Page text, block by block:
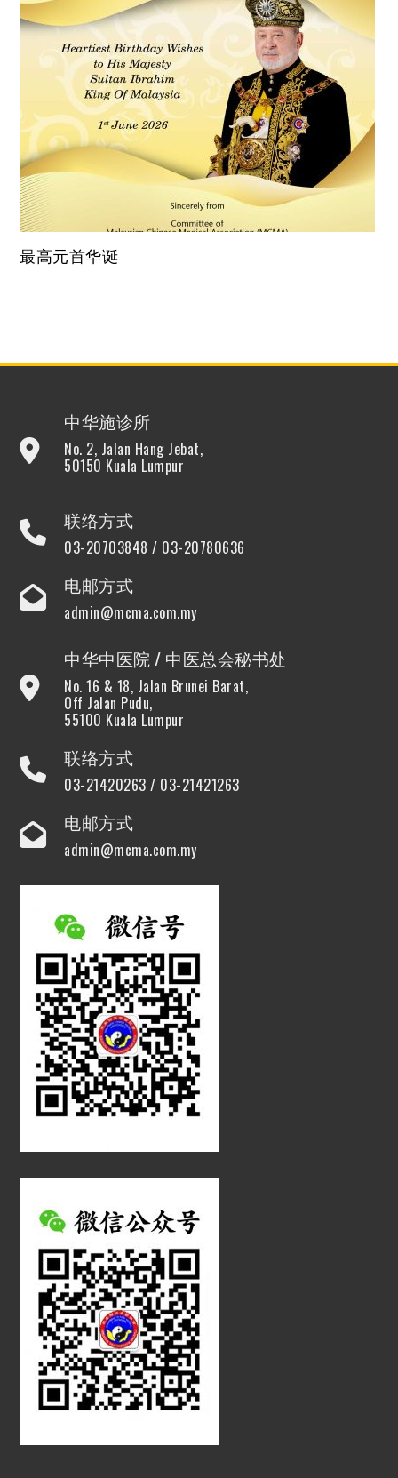
最高元首华诞
中华施诊所
No. 2, Jalan Hang Jebat,
50150 Kuala Lumpur
联络方式
03-20703848 / 03-20780636
电邮方式
admin@mcma.com.my
中华中医院 / 中医总会秘书处
No. 16 & 18, Jalan Brunei Barat,
Off Jalan Pudu,
55100 Kuala Lumpur
联络方式
03-21420263 / 03-21421263
电邮方式
admin@mcma.com.my